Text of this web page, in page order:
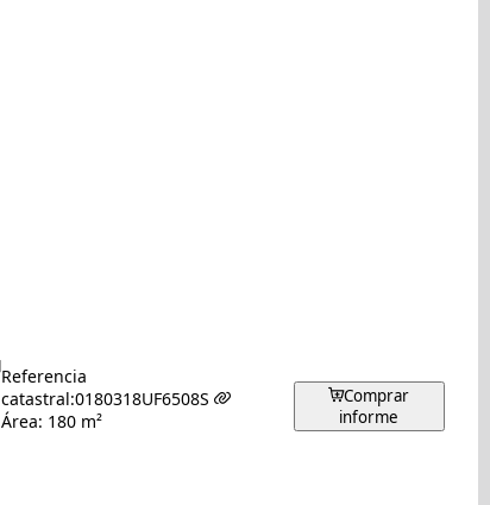
Referencia
catastral:0180318UF6508S
Área: 180 m²
Comprar
informe